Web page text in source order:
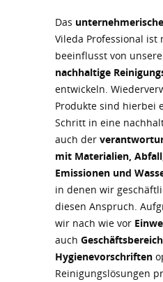
Das
Vileda Professional ist
beeinflusst von
nachhaltige
entwickeln.
Produkte sind hierbei
Schritt in eine
auch der
mit Materialien,
Emissionen und
in denen wir
diesen Anspruch.
wir nach wie vor
auch
Hygienevorschriften
Reinigungslösungen